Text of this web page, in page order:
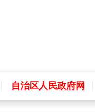
自治区人民政府网